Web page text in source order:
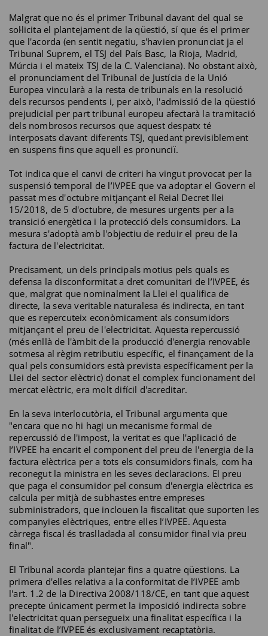
Malgrat que no és el primer Tribunal davant del qual se
sol·licita el plantejament de la qüestió, sí que és el primer
que l'acorda (en sentit negatiu, s'havien pronunciat ja el
Tribunal Suprem, el TSJ del País Basc, la Rioja, Madrid,
Múrcia i el mateix TSJ de la C. Valenciana). No obstant això,
el pronunciament del Tribunal de Justícia de la Unió
Europea vincularà a la resta de tribunals en la resolució
dels recursos pendents i, per això, l'admissió de la qüestió
prejudicial per part tribunal europeu afectarà la tramitació
dels nombrosos recursos que aquest despatx té
interposats davant diferents TSJ, quedant previsiblement
en suspens fins que aquell es pronunciï.
Tot indica que el canvi de criteri ha vingut provocat per la
suspensió temporal de l’IVPEE que va adoptar el Govern el
passat mes d'octubre mitjançant el Reial Decret llei
15/2018, de 5 d'octubre, de mesures urgents per a la
transició energètica i la protecció dels consumidors. La
mesura s'adoptà amb l'objectiu de reduir el preu de la
factura de l'electricitat.
Precisament, un dels principals motius pels quals es
defensa la disconformitat a dret comunitari de l’IVPEE, és
que, malgrat que nominalment la Llei el qualifica de
directe, la seva veritable naturalesa és indirecta, en tant
que es repercuteix econòmicament als consumidors
mitjançant el preu de l'electricitat. Aquesta repercussió
(més enllà de l'àmbit de la producció d'energia renovable
sotmesa al règim retributiu específic, el finançament de la
qual pels consumidors està prevista específicament per la
Llei del sector elèctric) donat el complex funcionament del
mercat elèctric, era molt difícil d'acreditar.
En la seva interlocutòria, el Tribunal argumenta que
"encara que no hi hagi un mecanisme formal de
repercussió de l'impost, la veritat es que l'aplicació de
l’IVPEE ha encarit el component del preu de l'energia de la
factura elèctrica per a tots els consumidors finals, com ha
reconegut la ministra en les seves declaracions. El preu
que paga el consumidor pel consum d'energia elèctrica es
calcula per mitjà de subhastes entre empreses
subministradors, que inclouen la fiscalitat que suporten les
companyies elèctriques, entre elles l’IVPEE. Aquesta
càrrega fiscal és traslladada al consumidor final via preu
final".
El Tribunal acorda plantejar fins a quatre qüestions. La
primera d'elles relativa a la conformitat de l’IVPEE amb
l'art. 1.2 de la Directiva 2008/118/CE, en tant que aquest
precepte únicament permet la imposició indirecta sobre
l'electricitat quan persegueix una finalitat específica i la
finalitat de l’IVPEE és exclusivament recaptatòria.